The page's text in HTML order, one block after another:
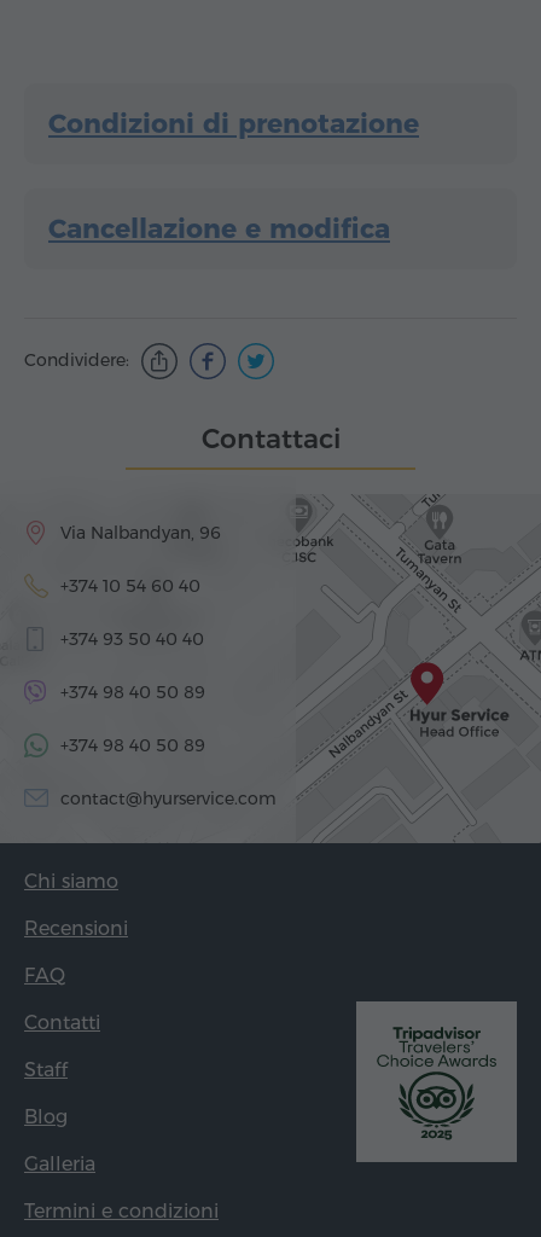
Condizioni di prenotazione
Cancellazione e modifica
Condividere:
Contattaci
Via Nalbandyan, 96
+374 10 54 60 40
+374 93 50 40 40
+374 98 40 50 89
+374 98 40 50 89
contact@hyurservice.com
Chi siamo
Recensioni
FAQ
Contatti
Staff
Blog
Galleria
Termini e condizioni